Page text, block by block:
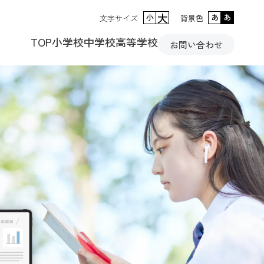
文字サイズ 小 大 背景色 あ あ
TOP小学校中学校高等学校 お問い合わせ